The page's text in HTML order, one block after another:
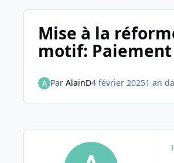
Mise à la
motif:
Par AlainD4 février 20251 an